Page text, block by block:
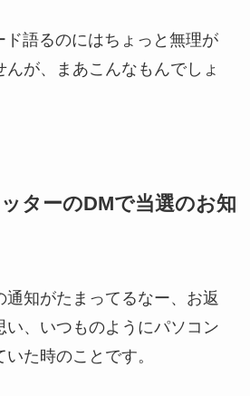
ド語るのにはちょっと無理が
が、まあこんなもんでしょ
ターのDMで当選のお知
通知がたまってるなー、お返
い、いつものようにパソコン
た時のことです。